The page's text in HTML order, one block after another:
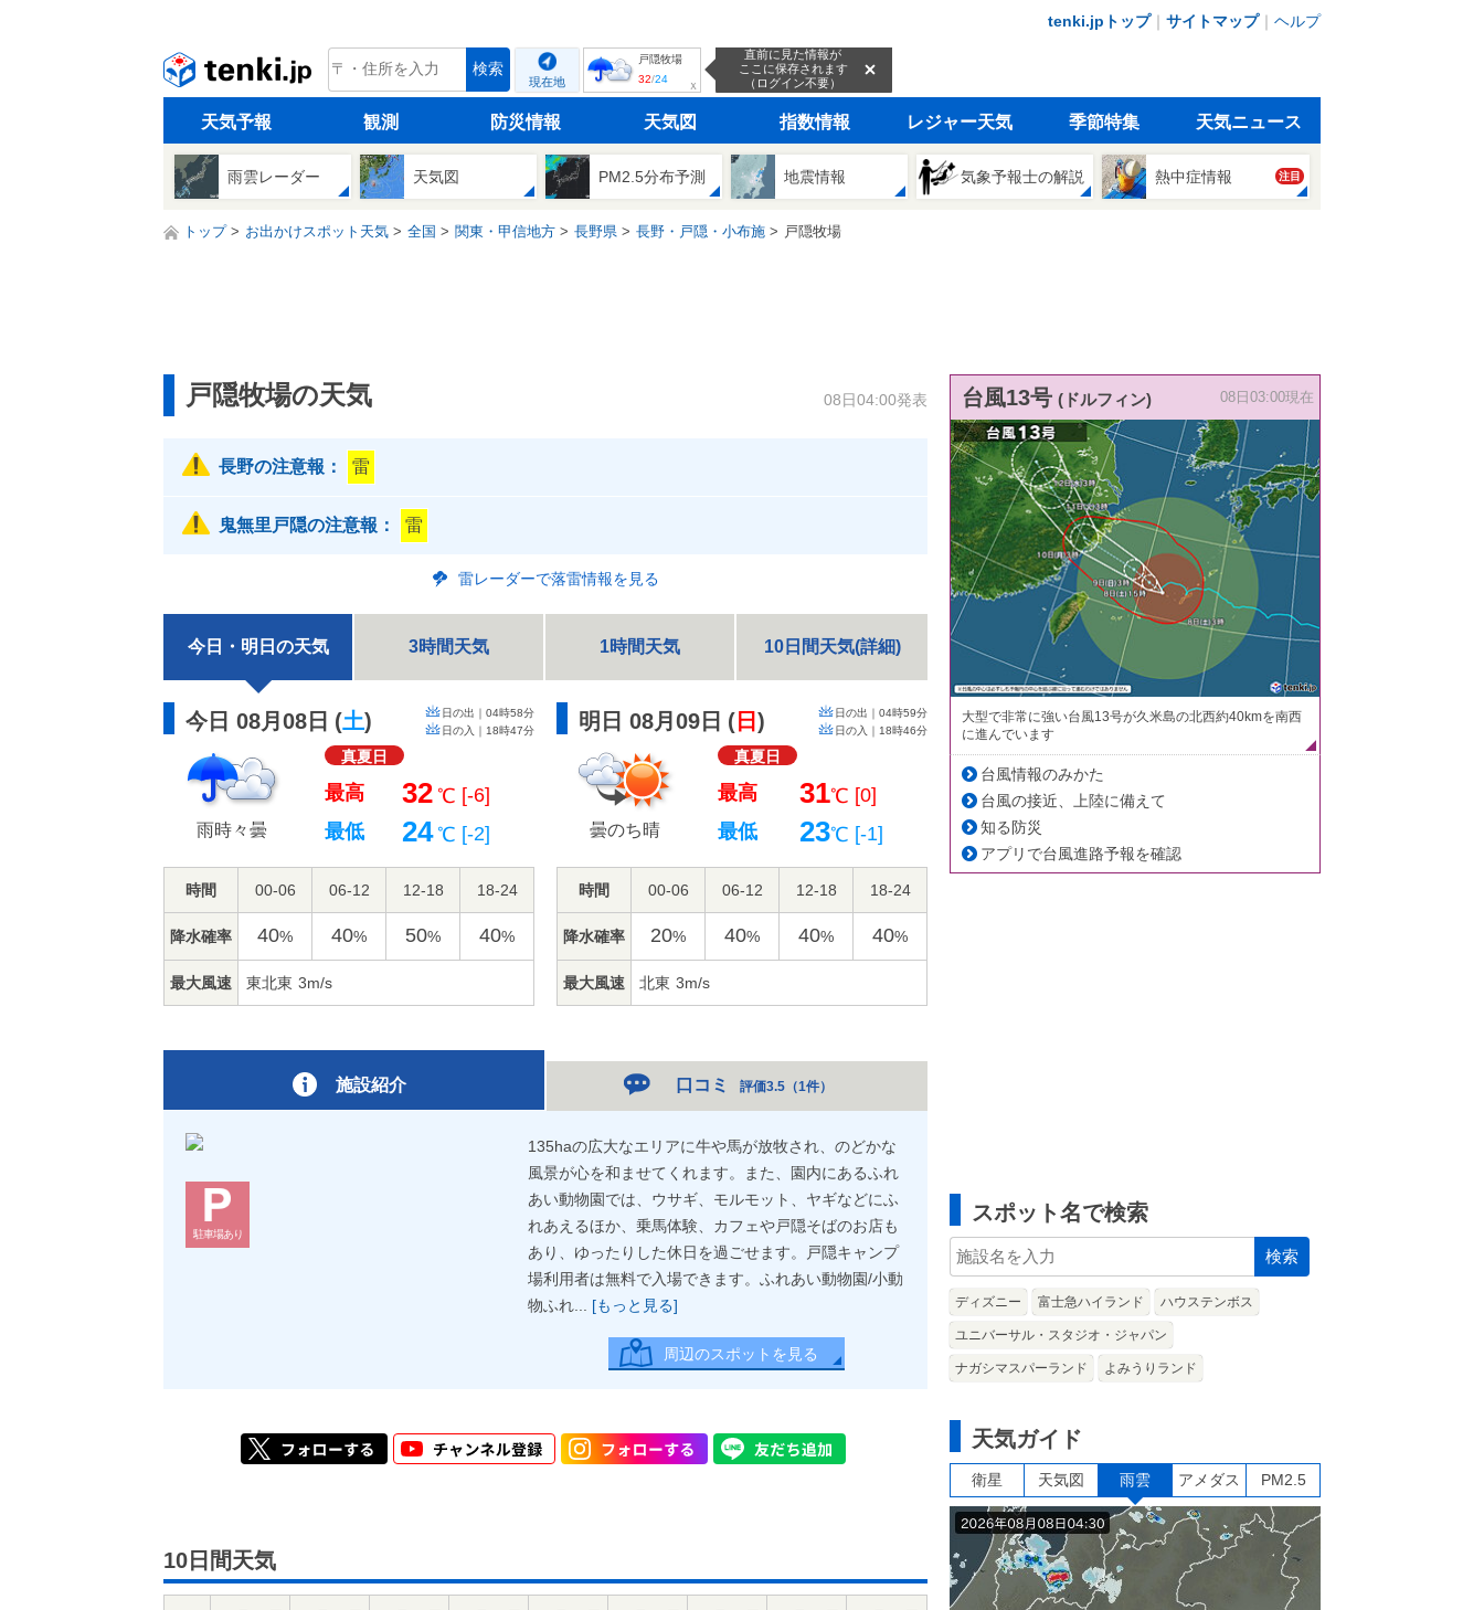
tenki.jpトップ｜ サイトマップ｜ ヘルプ
tenki.jp 検索
現在地
戸隠牧場
32/24 ｘ
直前に見た情報が
ここに保存されます
（ログイン不要）
天気予報 観測 防災情報 天気図 指数情報 レジャー天気 季節特集 天気ニュース
雨雲レーダー 天気図 PM2.5分布予測 地震情報 気象予報士の解説 熱中症情報 注目
トップ お出かけスポット天気 全国 関東・甲信地方 長野県 長野・戸隠・小布施 戸隠牧場
戸隠牧場の天気 08日04:00発表
長野の注意報： 雷
鬼無里戸隠の注意報： 雷
雷レーダーで落雷情報を見る
今日・明日の天気 3時間天気 1時間天気 10日間天気(詳細)
今日 08月08日 (土) 日の出｜ 04時58分
日の入｜ 18時47分
雨時々曇
真夏日
最高 32 ℃ [-6]
最低
24 ℃ [-2]
時間 00-06 06-12 12-18 18-24
降水確率 40% 40% 50% 40%
最大風速 東北東 3m/s
明日 08月09日 ( 日 ) 日の出｜ 04時59分
日の入｜ 18時46分
曇のち晴
真夏日
最高 31℃ [0]
最低
23℃ [-1]
時間 00-06 06-12 12-18 18-24
降水確率 20% 40% 40% 40%
最大風速 北東 3m/s
施設紹介 口コミ 評価3.5（1件）
駐車場あり
135haの広大なエリアに牛や馬が放牧され、のどかな
風景が心を和ませてくれます。また、園内にあるふれ
あい動物園では、ウサギ、モルモット、ヤギなどにふ
れあえるほか、乗馬体験、カフェや戸隠そばのお店も
あり、ゆったりした休日を過ごせます。戸隠キャンプ
場利用者は無料で入場できます。ふれあい動物園/小動
物ふれ... [もっと見る]
周辺のスポットを見る
10日間天気
台風13号 (ドルフィン) 08日03:00現在
大型で非常に強い台風13号が久米島の北西約40kmを南西
に進んでいます
台風情報のみかた
台風の接近、上陸に備えて
知る防災
アプリで台風進路予報を確認
スポット名で検索
検索
ディズニー 富士急ハイランド ハウステンボス
ユニバーサル・スタジオ・ジャパン
ナガシマスパーランド よみうりランド
天気ガイド
衛星 天気図 雨雲 アメダス PM2.5